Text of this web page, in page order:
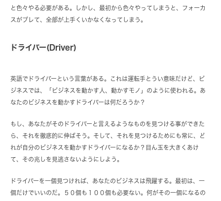
と色々やる必要がある。しかし、最初から色々やってしまうと、フォーカ
スがブレて、全部が上手くいかなくなってしまう。
ドライバー(Driver)
英語でドライバーという言葉がある。これは運転手とうい意味だけど、ビ
ジネスでは、「ビジネスを動かす人、動かすモノ」のように使われる。あ
なたのビジネスを動かすドライバーは何だろうか？
もし、あなたがそのドライバーと言えるようなものを見つける事ができた
ら、それを徹底的に伸ばそう。そして、それを見つけるためにも常に、ど
れが自分のビジネスを動かすドライバーになるか？目ん玉を大きくあけ
て、その兆しを見逃さないようにしよう。
ドライバーを一個見つければ、あなたのビジネスは飛躍する。最初は、一
個だけでいいのだ。５０個も１００個も必要ない。何がその一個になるの